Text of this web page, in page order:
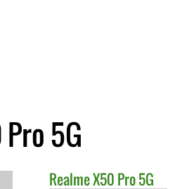
5G
RealmeX50 Pro 5G